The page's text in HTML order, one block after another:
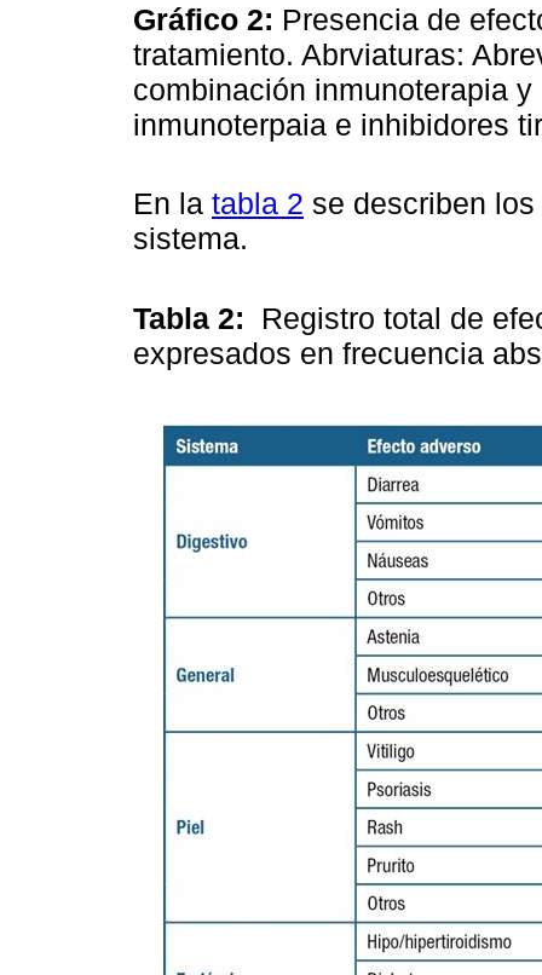
Gráfico 2: Presencia de
tratamiento. Abrviaturas:
combinación inmunoterapia
inmunoterpaia e inhibidores
En la tabla 2 se describen
sistema.
Tabla 2: Registro total de
expresados en frecuencia